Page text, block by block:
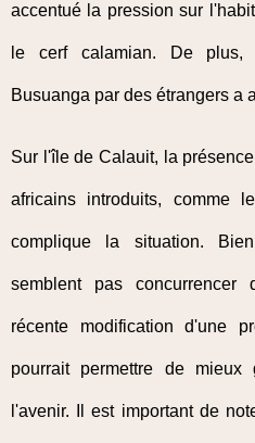
accentué la pression sur
le cerf calamian. De plus,
Busuanga par des étrangers a
Sur l'île de Calauit, la
africains introduits, comme
complique la situation.
semblent pas
récente modification d'une
pourrait permettre de
l'avenir. Il est important de